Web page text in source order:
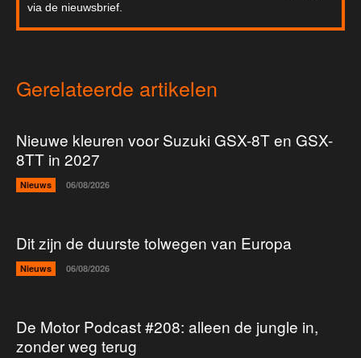
via de nieuwsbrief.
Gerelateerde artikelen
Nieuwe kleuren voor Suzuki GSX-8T en GSX-
8TT in 2027
Nieuws 06/08/2026
Dit zijn de duurste tolwegen van Europa
Nieuws 06/08/2026
De Motor Podcast #208: alleen de jungle in,
zonder weg terug